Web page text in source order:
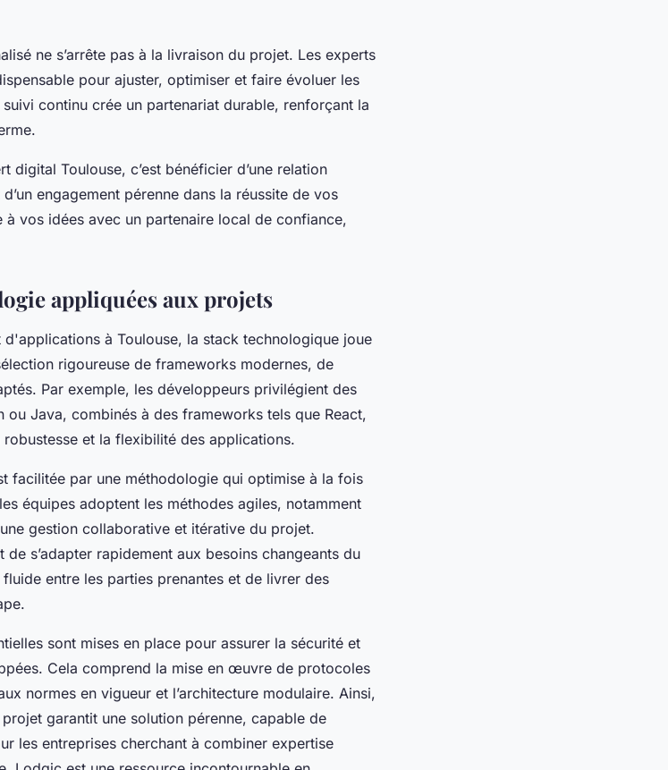
ne s’arrête pas à la livraison du projet. Les experts
pour ajuster, optimiser et faire évoluer les
continu crée un partenariat durable, renforçant la
digital Toulouse, c’est bénéficier d’une relation
engagement pérenne dans la réussite de vos
vos idées avec un partenaire local de confiance,
appliquées aux projets
à Toulouse, la stack technologique joue
rigoureuse de frameworks modernes, de
Par exemple, les développeurs privilégient des
ou Java, combinés à des frameworks tels que React,
et la flexibilité des applications.
facilitée par une méthodologie qui optimise à la fois
équipes adoptent les méthodes agiles, notamment
gestion collaborative et itérative du projet.
s’adapter rapidement aux besoins changeants du
entre les parties prenantes et de livrer des
sont mises en place pour assurer la sécurité et
Cela comprend la mise en œuvre de protocoles
normes en vigueur et l’architecture modulaire. Ainsi,
garantit une solution pérenne, capable de
les entreprises cherchant à combiner expertise